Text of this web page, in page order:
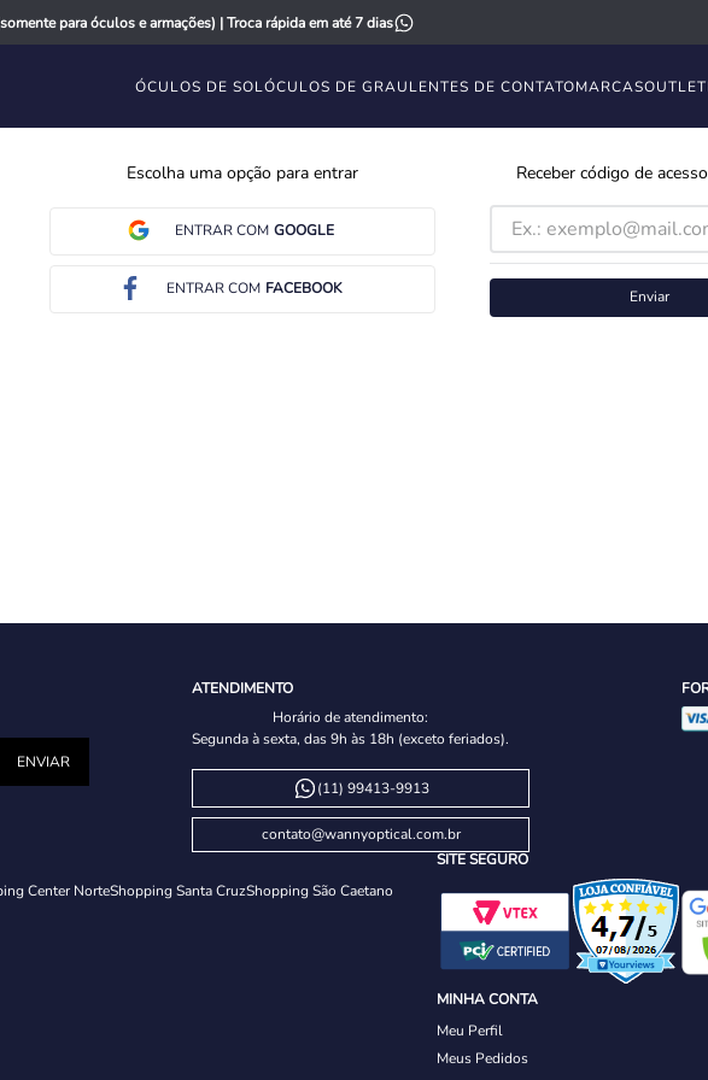
para óculos e armações) | Troca rápida em até 7 dias
ÓCULOS DE SOLÓCULOS DE GRAULENTES DE CONTATOMARCASOUTLET
Escolha uma opção para entrar
ENTRAR COM GOOGLE
ENTRAR COM FACEBOOK
Receber código de
Enviar
ATENDIMENTO
Horário de atendimento:
Segunda à sexta, das 9h às 18h (exceto feriados).
(11) 99413-9913
contato@wannyoptical.com.br
Center NorteShopping Santa CruzShopping São Caetano
SITE SEGURO
MINHA CONTA
Meu Perfil
Meus Pedidos